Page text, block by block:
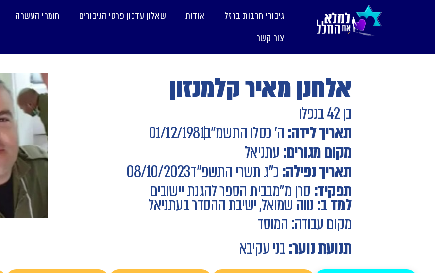
גיבורי חרבות ברזל אודות שאלון עדכון פרטי הגיבורים
חומרי העשרה
צור קשר
אלחנן מאיר קלמנזון
בן 42 בנפלו
תאריך לידה: ה' כסלו התשמ"ב01/12/1981
מקום מגורים: עתניאל
תאריך נפילה: כ"ג תשרי התשפ"ד08/10/2023
תפקיד: סרן מ״מבבית הספר להגנת יישובים
למד ב: נווה שמואל, ישיבת ההסדר בעתניאל
מקום עבודה: המוסד
תנועת נוער:בני עקיבא